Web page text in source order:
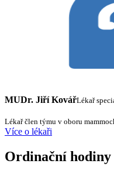
MUDr. Jiří KovářLékař
Lékař člen týmu v oboru
Více o lékaři
Ordinační hodiny